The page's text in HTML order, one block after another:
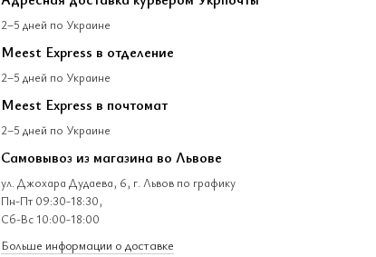
2–5 дней по Украине
Meest Express в отделение
2–5 дней по Украине
Meest Express в почтомат
2–5 дней по Украине
Самовывоз из магазина во Львове
ул. Джохара Дудаева, 6, г. Львов по графику
Пн-Пт 09:30-18:30,
Сб-Вс 10:00-18:00
Больше информации о доставке